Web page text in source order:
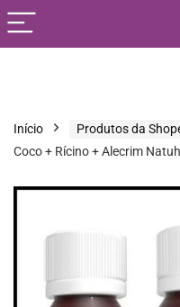
Início Produtos da
Coco + Rícino + Alecrim